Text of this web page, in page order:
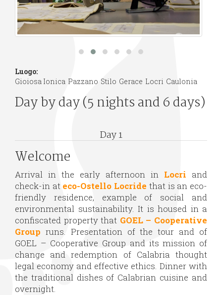
Luogo:
Gioiosa Ionica Pazzano Stilo Gerace Locri Caulonia
Day by day (5 nights and 6 days)
Day 1
Welcome
Arrival in the early afternoon in Locri and
check-in at eco-Ostello Locride that is an eco-
friendly residence, example of social and
environmental sustainability. It is housed in a
confiscated property that GOEL – Cooperative
Group runs. Presentation of the tour and of
GOEL – Cooperative Group and its mission of
change and redemption of Calabria thought
legal economy and effective ethics. Dinner with
the traditional dishes of Calabrian cuisine and
overnight.